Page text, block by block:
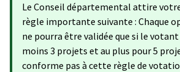
Le Conseil départemental attire
règle importante suivante : Chaque
ne pourra être validée que si le
moins 3 projets et au plus pour 5
conforme pas à cette règle de